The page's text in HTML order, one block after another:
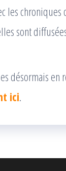
les chroniques
sont
désormais en
ici.